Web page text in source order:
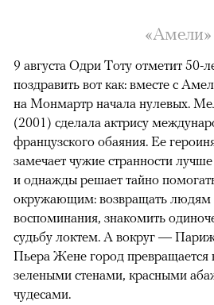
«Амели»
9 августа Одри Тоту отметит 50-
поздравить вот как: вместе с
на Монмартр начала нулевых.
(2001) сделала актрису
французского обаяния. Ее
замечает чужие странности
и однажды решает тайно
окружающим: возвращать людям
воспоминания, знакомить
судьбу локтем. А вокруг —
Пьера Жене город
зелеными стенами, красными
чудесами.